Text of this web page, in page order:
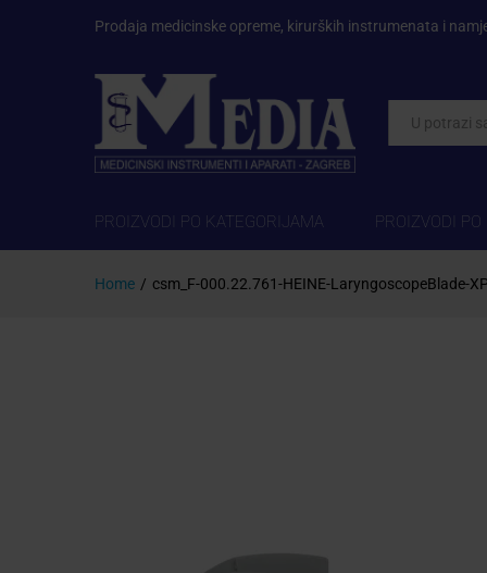
Prodaja medicinske opreme, kirurških instrumenata i
Kategorije
PROIZVODI PO KATEGORIJAMA PROIZVODI
Home / csm_F-000.22.761-HEINE-LaryngoscopeBlade-